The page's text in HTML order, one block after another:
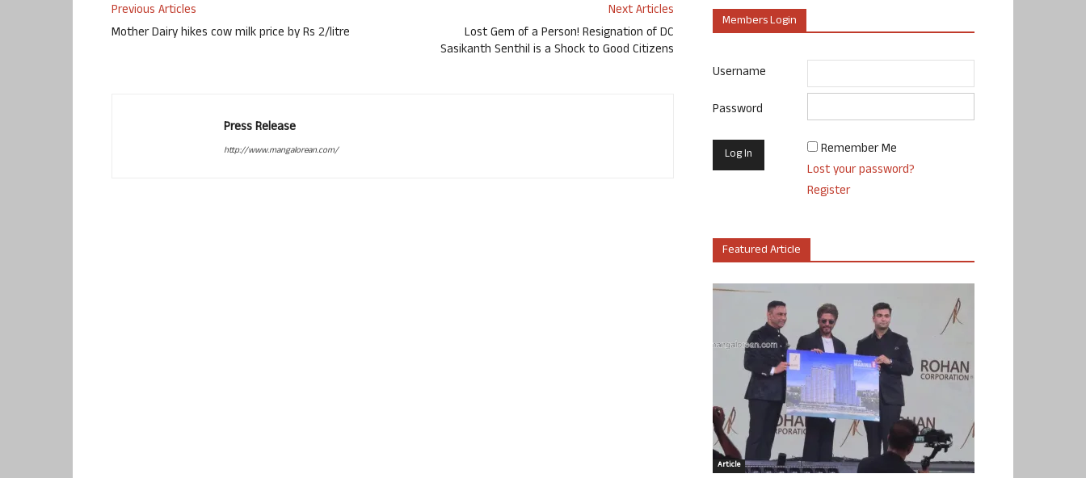
Previous Articles
Mother Dairy hikes cow milk price by Rs 2/litre
Next Articles
Lost Gem of a Person! Resignation of DC
Sasikanth Senthil is a Shock to Good Citizens
Press Release
http://www.mangalorean.com/
Members Login
Username
Password
Remember Me
Lost your password?
Register
Featured Article
Article